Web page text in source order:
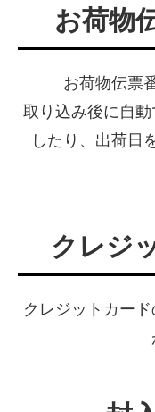
お荷物
お荷物伝票
取り込み後に自
したり、出荷日
クレジ
クレジットカー